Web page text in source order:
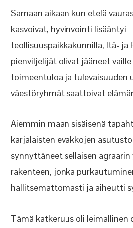
Samaan aikaan kun etelä
kasvoivat, hyvinvointi lisääntyi
teollisuuspaikkakunnilla, Itä- ja
pienviljelijät olivat jääneet vaille
toimeentuloa ja tulevaisuuden
väestöryhmät saattoivat
Aiemmin maan sisäisenä
karjalaisten evakkojen
synnyttäneet sellaisen
rakenteen, jonka
hallitsemattomasti ja aiheutti
Tämä katkeruus oli leimallinen